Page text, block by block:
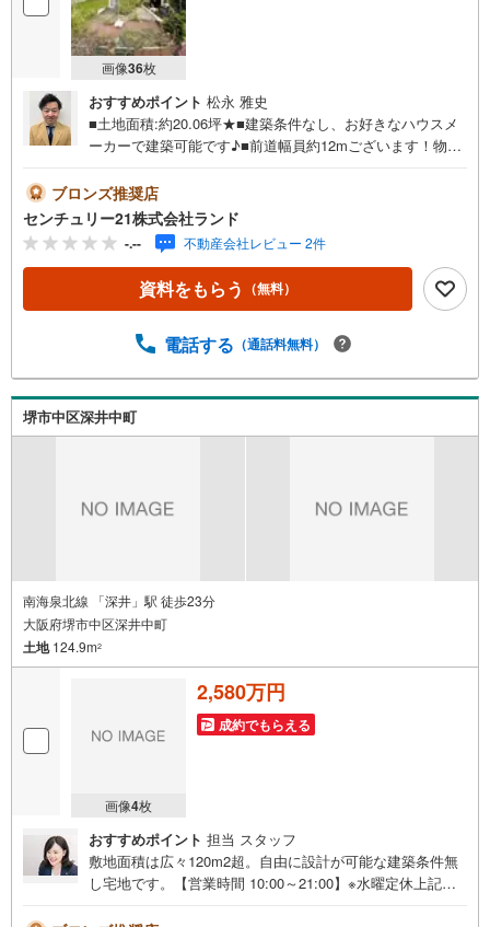
画像36枚
おすすめポイント 松永 雅史
■土地面積:約20.06坪★■建築条件なし、お好きなハウスメ
ーカーで建築可能です♪■前道幅員約12mございます！物件
ー21ランドについて＞●センチュリー21ランド北花田本店
は・・・ お客様のニーズに寄り添い、大切なお住まいの
ご購入に最後まで伴走いたします！●リフォームのご相談も
承っております。●購入・売却・ローンのご相談・・・なん
でもお気軽にご相談くださいませ！〇大阪メトロ御堂筋線
「北花田」駅より徒歩約10分！○JR阪和線「浅香」駅より
休日※祝日は営業）事前にご連絡いただけますと、スムーズ
ブロンズ推奨店
センチュリー21株式会社ランド
-.-- 不動産会社レビュー 2件
資料をもらう （無料）
電話する （通話料無料）
堺市中区深井中町
南海泉北線 「深井」駅 徒歩23分
大阪府堺市中区深井中町
土地124.9m2
画像4枚
2,580万円
成約でもらえる
おすすめポイント 担当 スタッフ
敷地面積は広々120m2超。自由に設計が可能な建築条件無
し宅地です。【営業時間 10:00～21:00】※水曜定休上記時